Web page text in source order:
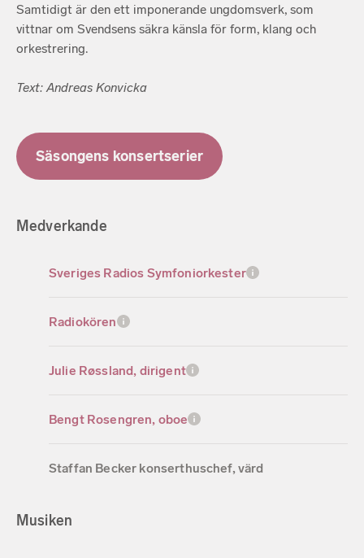
Samtidigt är den ett imponerande ungdomsverk, som
vittnar om Svendsens säkra känsla för form, klang och
orkestrering.
Text: Andreas Konvicka
Säsongens konsertserier
Medverkande
Sveriges Radios Symfoniorkester
Radiokören
Julie Røssland, dirigent
Bengt Rosengren, oboe
Staffan Becker konserthuschef, värd
Musiken